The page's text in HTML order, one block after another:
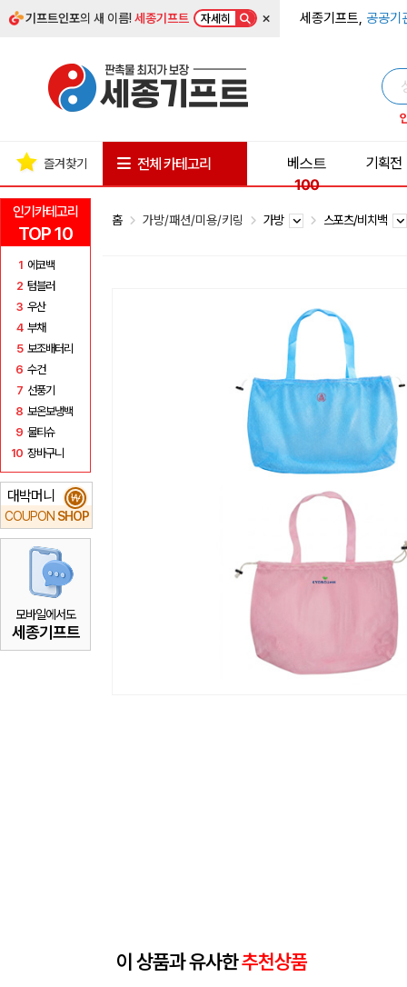
기프트인포의 새 이름!세종기프트 자세히 × 세종기프트, 공공기
인기카테고리
TOP 10
1 에코백
2 텀블러
3 우산
4 부채
5 보조배터리
6 수건
7 선풍기
8 보온보냉백
9 물티슈
10 장바구니
대박머니
COUPON SHOP
₩
모바일에서도
세종기프트
즐겨찾기 전체 카테고리
베스트
100
기획전
홈 가방/패션/미용/키링 가방 스포츠/비치백
이 상품과 유사한추천상품